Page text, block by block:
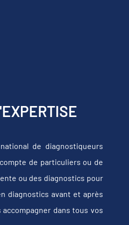
de diagnostiqueurs
de particuliers ou de
ou des diagnostics pour
diagnostics avant et après
dans tous vos